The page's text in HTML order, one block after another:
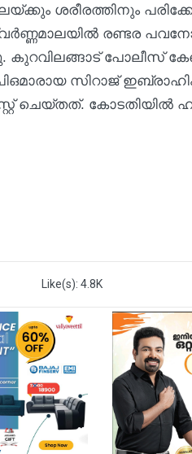
ശരീരത്തിനും
രണ്ടര
പോലീസ്
സിറാജ്
ചെയ്തത്. കോടതിയിൽ
Like(s): 4.8K